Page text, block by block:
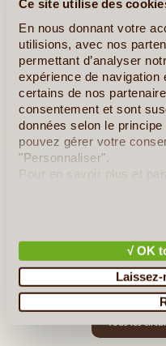
Ce site utilise des
En nous donnant votre
utilisions, avec nos
permettant d’analyser
expérience de navigation
certains de nos
consentement et sont
données selon le
pouvez gérer votre
"Personnaliser".
Pour en savoir plus et
√ OK
12J/11N
Une découverte toute en
Centrale, le pays du rêve et
En
Les
Tous les